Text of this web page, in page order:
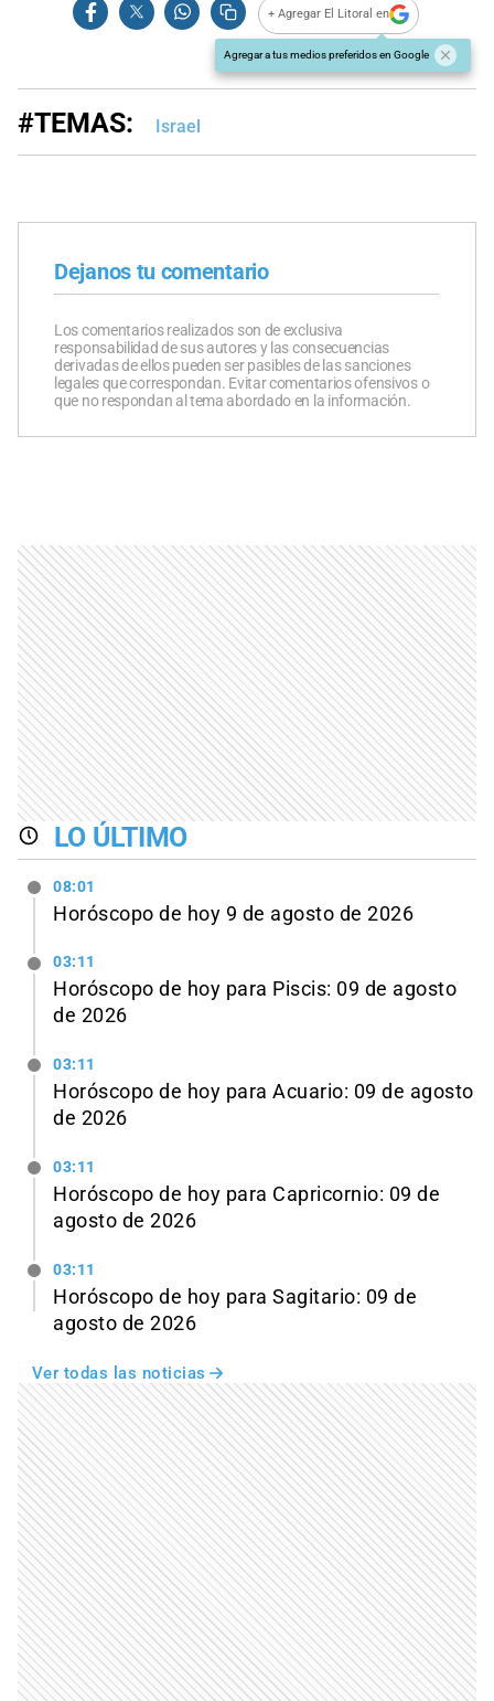
+ Agregar El Litoral en
Agregar a tus medios preferidos en Google
#TEMAS: Israel
Dejanos tu comentario
Los comentarios realizados son de exclusiva
responsabilidad de sus autores y las consecuencias
derivadas de ellos pueden ser pasibles de las sanciones
legales que correspondan. Evitar comentarios ofensivos o
que no respondan al tema abordado en la información.
LO ÚLTIMO
08:01
Horóscopo de hoy 9 de agosto de 2026
03:11
Horóscopo de hoy para Piscis: 09 de agosto
de 2026
03:11
Horóscopo de hoy para Acuario: 09 de agosto
de 2026
03:11
Horóscopo de hoy para Capricornio: 09 de
agosto de 2026
03:11
Horóscopo de hoy para Sagitario: 09 de
agosto de 2026
Ver todas las noticias